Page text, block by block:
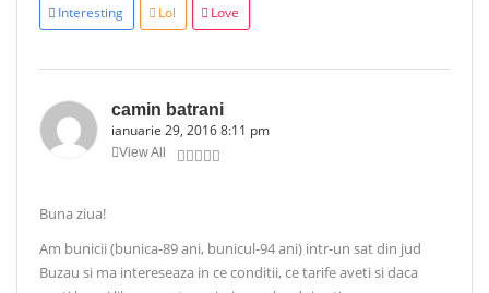
Interesting Lol Love
camin batrani
ianuarie 29, 2016 8:11 pm
View All
Buna ziua!
Am bunicii (bunica-89 ani, bunicul-94 ani) intr-un sat din jud
Buzau si ma intereseaza in ce conditii, ce tarife aveti si daca